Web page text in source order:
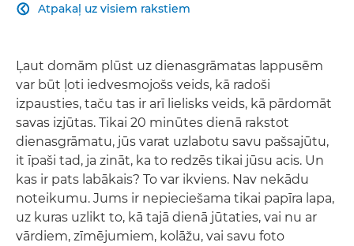
Atpakaļ uz visiem rakstiem

Ļaut domām plūst uz dienasgrāmatas lappusēm
var būt ļoti iedvesmojošs veids, kā radoši
izpausties, taču tas ir arī lielisks veids, kā pārdomāt
savas izjūtas. Tikai 20 minūtes dienā rakstot
dienasgrāmatu, jūs varat uzlabotu savu pašsajūtu,
it īpaši tad, ja zināt, ka to redzēs tikai jūsu acis. Un
kas ir pats labākais? To var ikviens. Nav nekādu
noteikumu. Jums ir nepieciešama tikai papīra lapa,
uz kuras uzlikt to, kā tajā dienā jūtaties, vai nu ar
vārdiem, zīmējumiem, kolāžu, vai savu foto